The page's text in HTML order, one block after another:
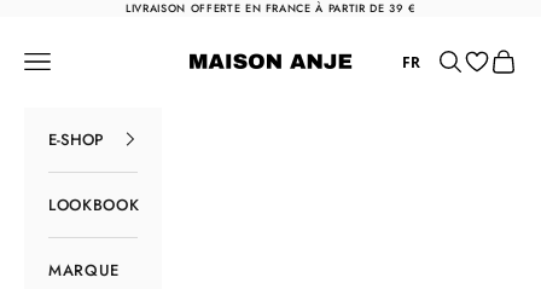
Passer au contenuLIVRAISON OFFERTE EN FRANCE À PARTIR DE 39 €
Maison Anje
Menu FR Rechercher
Panier
E-SHOP
LOOKBOOK
MARQUE